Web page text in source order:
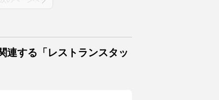
連する「レストランスタッ